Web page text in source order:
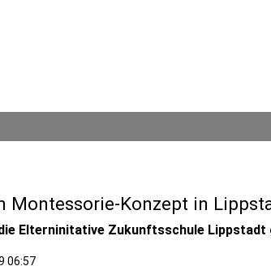
Montessorie-Konzept in
Elterninitative Zukunftsschule Lippstadt
06:57